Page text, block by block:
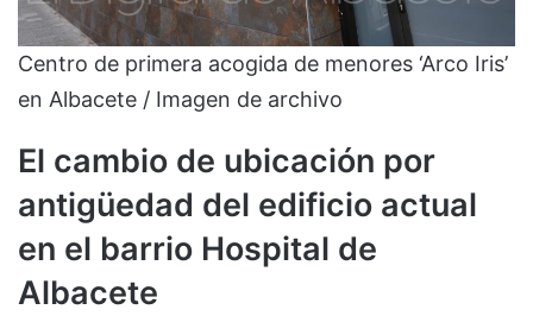
Centro de primera acogida de menores ‘Arco Iris’
en Albacete / Imagen de archivo
El cambio de ubicación por
antigüedad del edificio actual
en el barrio Hospital de
Albacete